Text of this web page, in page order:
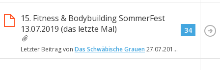
15. Fitness & Bodybuilding SommerFest
13.07.2019 (das letzte Mal)
Letzter Beitrag von Das Schwäbische Grauen 27.07.2019
34